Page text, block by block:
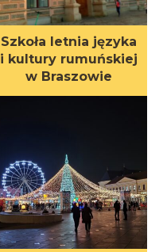
Szkoła letnia języka
i kultury rumuńskiej
w Braszowie